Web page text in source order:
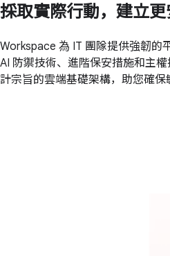
採取實際行動，建立
Workspace 為 IT 團隊提供強韌的
AI 防禦技術、進階保安措施和主
計宗旨的雲端基礎架構，助您確保